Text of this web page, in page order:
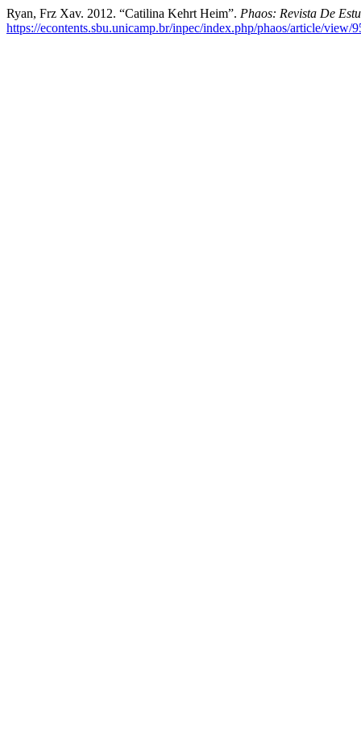
Ryan, Frz Xav. 2012. “Catilina Kehrt Heim”. Phaos: Revista De
https://econtents.sbu.unicamp.br/inpec/index.php/phaos/article/view/